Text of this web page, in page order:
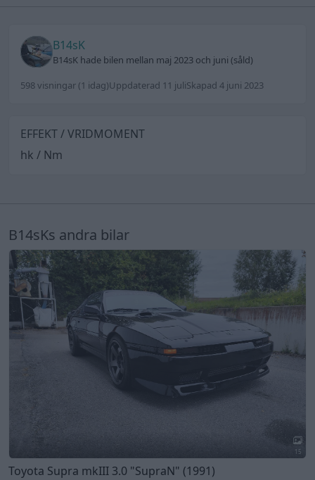
B14sK
B14sK hade bilen mellan maj 2023 och juni (såld)
598 visningar (1 idag)Uppdaterad 11 juliSkapad 4 juni 2023
EFFEKT / VRIDMOMENT
hk / Nm
B14sKs andra bilar
15
Toyota Supra mkIII 3.0 "SupraN" (1991)